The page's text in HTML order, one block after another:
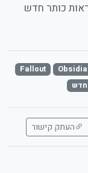
כותר חדש
Fallout
העתק קישור